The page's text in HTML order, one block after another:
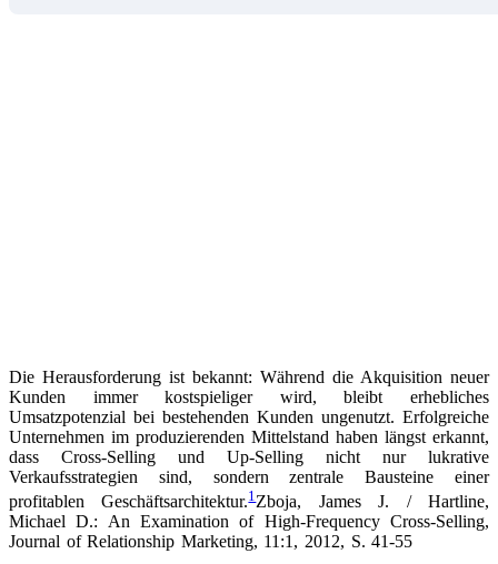
Die Herausforderung ist bekannt: Während die Akquisition neuer
Kunden immer kostspieliger wird, bleibt erhebliches
Umsatzpotenzial bei bestehenden Kunden ungenutzt. Erfolgreiche
Unternehmen im produzierenden Mittelstand haben längst erkannt,
dass Cross-Selling und Up-Selling nicht nur lukrative
Verkaufsstrategien sind, sondern zentrale Bausteine einer
profitablen Geschäftsarchitektur.1 Zboja, James J. / Hartline,
Michael D.: An Examination of High-Frequency Cross-Selling,
Journal of Relationship Marketing, 11:1, 2012, S. 41-55